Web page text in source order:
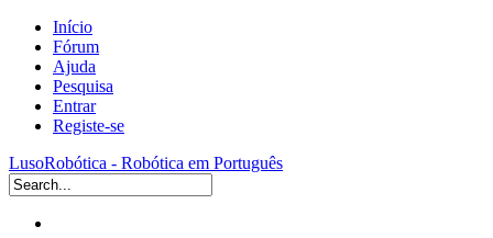
Início
Fórum
Ajuda
Pesquisa
Entrar
Registe-se
LusoRobótica - Robótica em Português